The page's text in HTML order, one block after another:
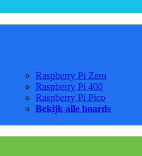
Raspberry Pi Zero
Raspberry Pi 400
Raspberry Pi Pico
Bekijk alle boards